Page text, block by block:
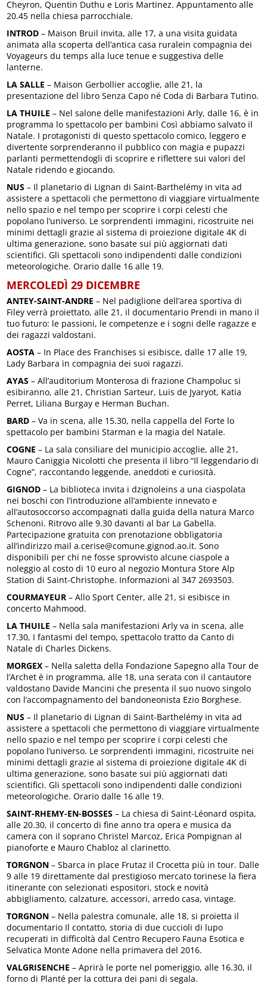
Cheyron, Quentin Duthu e Loris Martinez. Appuntamento alle
20.45 nella chiesa parrocchiale.
INTROD – Maison Bruil invita, alle 17, a una visita guidata
animata alla scoperta dell’antica casa ruralein compagnia dei
Voyageurs du temps alla luce tenue e suggestiva delle
lanterne.
LA SALLE – Maison Gerbollier accoglie, alle 21, la
presentazione del libro Senza Capo né Coda di Barbara Tutino.
LA THUILE – Nel salone delle manifestazioni Arly, dalle 16, è in
programma lo spettacolo per bambini Così abbiamo salvato il
Natale. I protagonisti di questo spettacolo comico, leggero e
divertente sorprenderanno il pubblico con magia e pupazzi
parlanti permettendogli di scoprire e riflettere sui valori del
Natale ridendo e giocando.
NUS – Il planetario di Lignan di Saint-Barthelémy in vita ad
assistere a spettacoli che permettono di viaggiare virtualmente
nello spazio e nel tempo per scoprire i corpi celesti che
popolano l’universo. Le sorprendenti immagini, ricostruite nei
minimi dettagli grazie al sistema di proiezione digitale 4K di
ultima generazione, sono basate sui più aggiornati dati
scientifici. Gli spettacoli sono indipendenti dalle condizioni
meteorologiche. Orario dalle 16 alle 19.
MERCOLEDÌ 29 DICEMBRE
ANTEY-SAINT-ANDRE – Nel padiglione dell’area sportiva di
Filey verrà proiettato, alle 21, il documentario Prendi in mano il
tuo futuro: le passioni, le competenze e i sogni delle ragazze e
dei ragazzi valdostani.
AOSTA – In Place des Franchises si esibisce, dalle 17 alle 19,
Lady Barbara in compagnia dei suoi ragazzi.
AYAS – All’auditorium Monterosa di frazione Champoluc si
esibiranno, alle 21, Christian Sarteur, Luis de Jyaryot, Katia
Perret, Liliana Burgay e Herman Buchan.
BARD – Va in scena, alle 15.30, nella cappella del Forte lo
spettacolo per bambini Starman e la magia del Natale.
COGNE – La sala consiliare del municipio accoglie, alle 21,
Mauro Caniggia Nicolotti che presenta il libro “Il leggendario di
Cogne”, raccontando leggende, aneddoti e curiosità.
GIGNOD – La biblioteca invita i dzignoleins a una ciaspolata
nei boschi con l’introduzione all’ambiente innevato e
all’autosoccorso accompagnati dalla guida della natura Marco
Schenoni. Ritrovo alle 9.30 davanti al bar La Gabella.
Partecipazione gratuita con prenotazione obbligatoria
all’indirizzo mail a.cerise@comune.gignod.ao.it. Sono
disponibili per chi ne fosse sprovvisto alcune ciaspole a
noleggio al costo di 10 euro al negozio Montura Store Alp
Station di Saint-Christophe. Informazioni al 347 2693503.
COURMAYEUR – Allo Sport Center, alle 21, si esibisce in
concerto Mahmood.
LA THUILE – Nella sala manifestazioni Arly va in scena, alle
17.30, I fantasmi del tempo, spettacolo tratto da Canto di
Natale di Charles Dickens.
MORGEX – Nella saletta della Fondazione Sapegno alla Tour de
l’Archet è in programma, alle 18, una serata con il cantautore
valdostano Davide Mancini che presenta il suo nuovo singolo
con l’accompagnamento del bandoneonista Ezio Borghese.
NUS – Il planetario di Lignan di Saint-Barthelémy in vita ad
assistere a spettacoli che permettono di viaggiare virtualmente
nello spazio e nel tempo per scoprire i corpi celesti che
popolano l’universo. Le sorprendenti immagini, ricostruite nei
minimi dettagli grazie al sistema di proiezione digitale 4K di
ultima generazione, sono basate sui più aggiornati dati
scientifici. Gli spettacoli sono indipendenti dalle condizioni
meteorologiche. Orario dalle 16 alle 19.
SAINT-RHEMY-EN-BOSSES – La chiesa di Saint-Léonard ospita,
alle 20.30, il concerto di fine anno tra opera e musica da
camera con il soprano Christel Marcoz, Erica Pompignan al
pianoforte e Mauro Chabloz al clarinetto.
TORGNON – Sbarca in place Frutaz il Crocetta più in tour. Dalle
9 alle 19 direttamente dal prestigioso mercato torinese la fiera
itinerante con selezionati espositori, stock e novità
abbigliamento, calzature, accessori, arredo casa, vintage.
TORGNON – Nella palestra comunale, alle 18, si proietta il
documentario Il contatto, storia di due cuccioli di lupo
recuperati in difficoltà dal Centro Recupero Fauna Esotica e
Selvatica Monte Adone nella primavera del 2016.
VALGRISENCHE – Aprirà le porte nel pomeriggio, alle 16.30, il
forno di Planté per la cottura dei pani di segala.